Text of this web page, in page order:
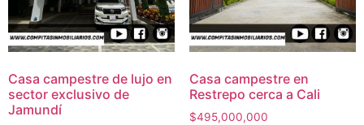
Casa campestre de lujo en
sector exclusivo de
Jamundí
Casa campestre en
Restrepo cerca a Cali
$495,000,000